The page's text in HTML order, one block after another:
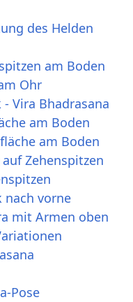
des Helden
am Boden
Ohr
Vira Bhadrasana
am Boden
am Boden
Zehenspitzen
vorne
mit Armen oben
Pose